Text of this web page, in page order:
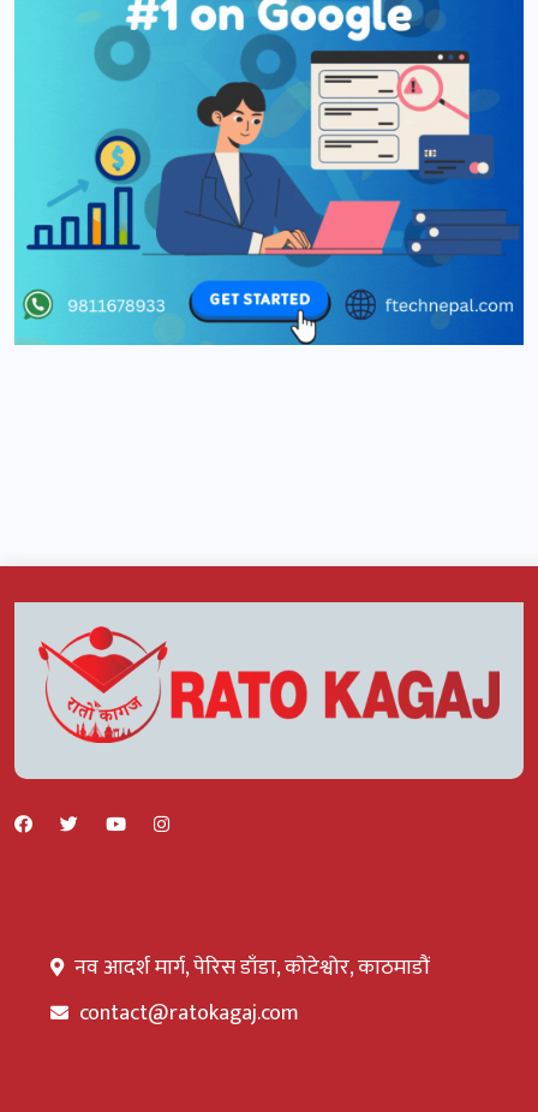
नव आदर्श मार्ग, पेरिस डाँडा, कोटेश्वोर, काठमाडौं
contact@ratokagaj.com